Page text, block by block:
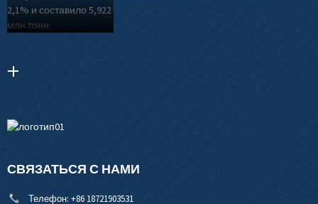
СВЯЗАТЬСЯ С НАМИ
Телефон: +86 18721903531